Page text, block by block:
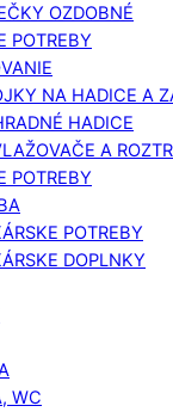
OZDOBNÉ
POTREBY
NA HADICE A
HADICE
A
POTREBY
POTREBY
DOPLNKY
WC